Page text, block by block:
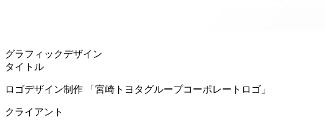
グラフィックデザイン
タイトル
ロゴデザイン制作 「宮崎トヨタグループコーポレートロゴ」
クライアント